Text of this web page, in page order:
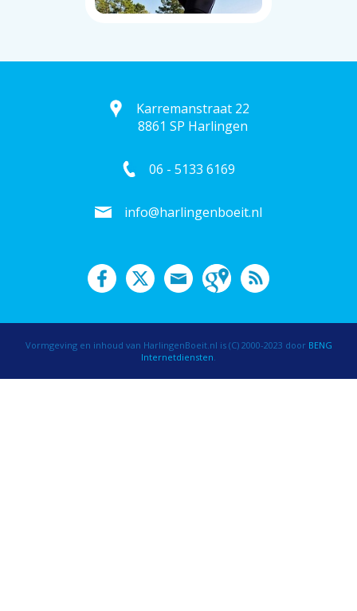
Karremanstraat 22
8861 SP Harlingen
06 - 5133 6169
info@harlingenboeit.nl
Vormgeving en inhoud van HarlingenBoeit.nl is (C) 2000-2023 door BENG
Internetdiensten.